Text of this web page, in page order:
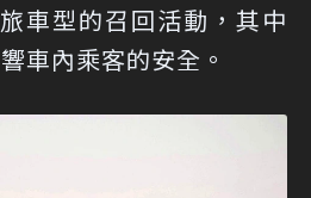
車型的召回活動，其中
車內乘客的安全。